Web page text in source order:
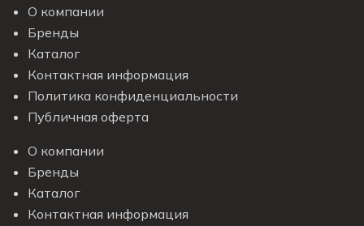
О компании
Бренды
Каталог
Контактная информация
Политика конфиденциальности
Публичная оферта
О компании
Бренды
Каталог
Контактная информация